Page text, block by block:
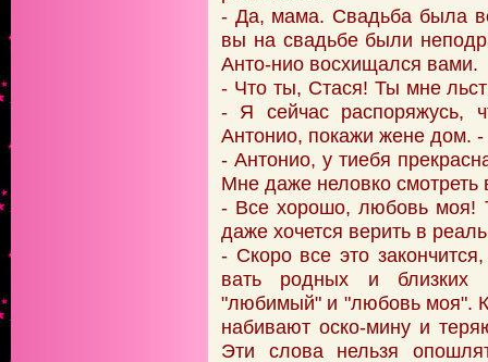
- Да, мама. Свадьба была
вы на свадьбе были
Анто-нио восхищался вами.
- Что ты, Стася! Ты мне
- Я сейчас распоряжусь,
Антонио, покажи жене дом.
- Антонио, у тиебя
Мне даже неловко смотреть
- Все хорошо, любовь моя!
даже хочется верить в
- Скоро все это
вать родных и близких
"любимый" и "любовь моя".
набивают оско-мину и
Эти слова нельзя